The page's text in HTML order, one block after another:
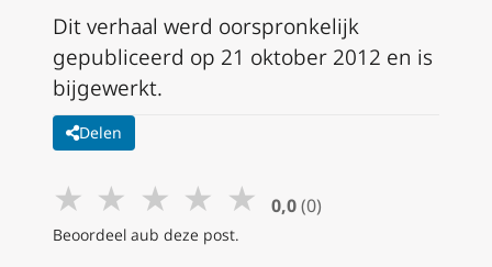
Dit verhaal werd oorspronkelijk
gepubliceerd op 21 oktober 2012 en is
bijgewerkt.
Delen
★ ★ ★ ★ ★ 0,0 (0)
Beoordeel aub deze post.